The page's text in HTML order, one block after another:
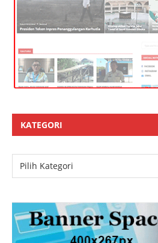
KATEGORI